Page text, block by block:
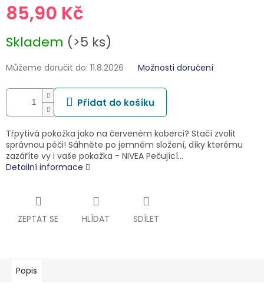
85,90 Kč
cena:
Skladem (>5 ks)
Můžeme doručit do: 11.8.2026 Možnosti doručení
Přidat do košíku
Třpytivá pokožka jako na červeném koberci? Stačí zvolit
správnou péči! Sáhněte po jemném složení, díky kterému
zazáříte vy i vaše pokožka - NIVEA Pečující…
Detailní informace
ZEPTAT SE HLÍDAT SDÍLET
Popis